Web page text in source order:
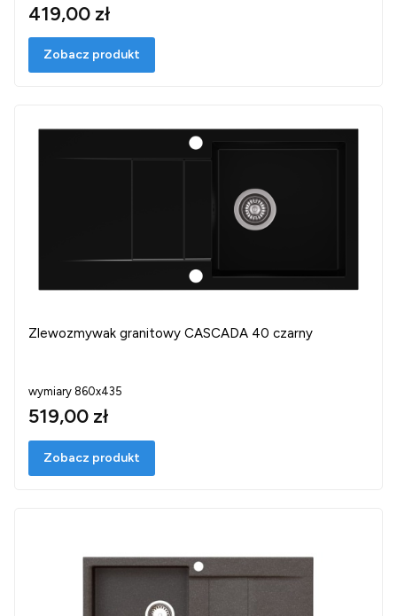
419,00 zł
Zobacz produkt
Zlewozmywak granitowy CASCADA 40 czarny
wymiary 860x435
519,00 zł
Zobacz produkt